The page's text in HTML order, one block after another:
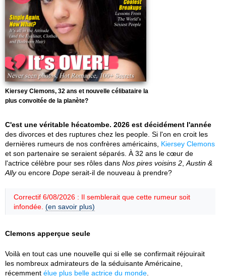
Kiersey Clemons, 32 ans et nouvelle célibataire la
plus convoitée de la planète?
C'est une véritable hécatombe. 2026 est décidément l'année
des divorces et des ruptures chez les people. Si l'on en croit les
dernières rumeurs de nos confrères américains, Kiersey Clemons
et son partenaire se seraient séparés. À 32 ans le cœur de
l'actrice célèbre pour ses rôles dans Nos pires voisins 2 Austin &
Allyou encore Dope serait-il de nouveau à prendre?
Correctif 6/08/2026 : Il semblerait que cette rumeur soit
infondée. (en savoir plus)
Clemons apperçue seule
Voilà en tout cas une nouvelle qui si elle se confirmait réjouirait
les nombreux admirateurs de la séduisante Américaine,
récemment élue plus belle actrice du monde